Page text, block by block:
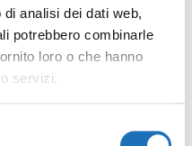
analisi dei dati web,
potrebbero combinarle
loro o che hanno
servizi.